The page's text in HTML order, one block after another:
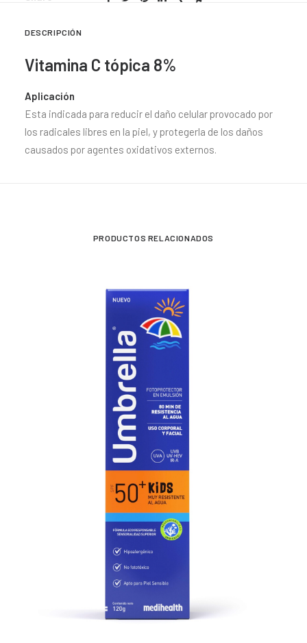
DESCRIPCIÓN
Vitamina C tópica 8%
Aplicación
Esta indicada para reducir el daño celular provocado por
los radicales libres en la piel, y protegerla de los daños
causados por agentes oxidativos externos.
PRODUCTOS RELACIONADOS